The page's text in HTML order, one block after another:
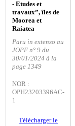
- Etudes et
travaux”, îles de
Moorea et
Raiatea
Paru in extenso au
JOPF n° 9 du
30/01/2024 à la
page 1349
NOR :
OPH23203396AC-
1
Télécharger le